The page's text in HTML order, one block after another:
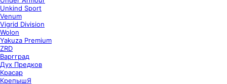
Unkind Sport
Venum
Vigrid Division
Wolon
Yakuza Premium
ZRD
Варгград
Дух Предков
Красар
КрепышЯ